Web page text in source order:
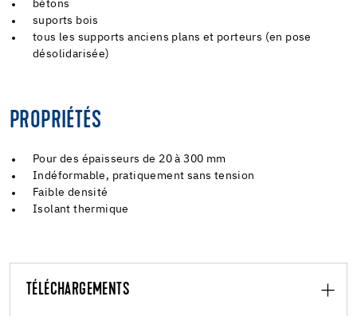
bétons
suports bois
tous les supports anciens plans et porteurs (en pose
désolidarisée)
PROPRIÉTÉS
Pour des épaisseurs de 20 à 300 mm
Indéformable, pratiquement sans tension
Faible densité
Isolant thermique
TÉLÉCHARGEMENTS